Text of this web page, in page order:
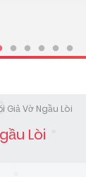
Giả Vờ Ngầu Lòi
Lòi